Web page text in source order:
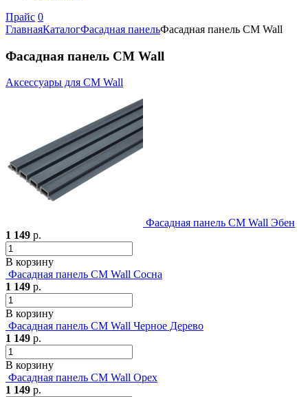
Прайс 0
ГлавнаяКаталогФасадная панельФасадная панель CM Wall
Фасадная панель CM Wall
Аксессуары для CM Wall
Фасадная панель CM Wall Эбен
1 149 р.
В корзину
Фасадная панель CM Wall Сосна
1 149 р.
В корзину
Фасадная панель CM Wall Черное Дерево
1 149 р.
В корзину
Фасадная панель CM Wall Орех
1 149 р.